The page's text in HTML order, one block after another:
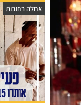
אחלה רחובות